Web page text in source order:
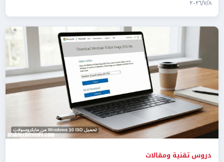
٨‏/٧‏/٢٠٢٦
دروس تقنية ومقالات